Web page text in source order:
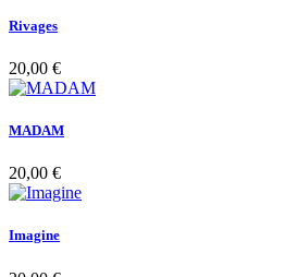
Rivages
20,00 €
MADAM
20,00 €
Imagine